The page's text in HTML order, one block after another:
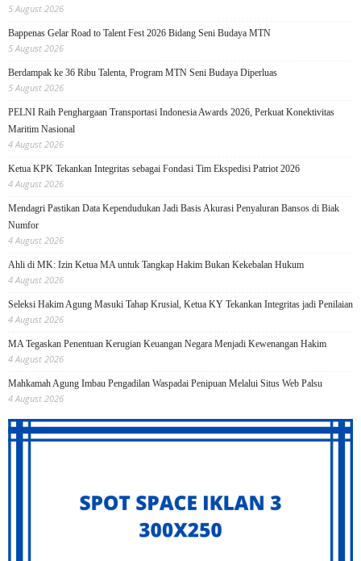
5 August 2026
Bappenas Gelar Road to Talent Fest 2026 Bidang Seni Budaya MTN
5 August 2026
Berdampak ke 36 Ribu Talenta, Program MTN Seni Budaya Diperluas
5 August 2026
PELNI Raih Penghargaan Transportasi Indonesia Awards 2026, Perkuat Konektivitas
Maritim Nasional
4 August 2026
Ketua KPK Tekankan Integritas sebagai Fondasi Tim Ekspedisi Patriot 2026
4 August 2026
Mendagri Pastikan Data Kependudukan Jadi Basis Akurasi Penyaluran Bansos di Biak
Numfor
4 August 2026
Ahli di MK: Izin Ketua MA untuk Tangkap Hakim Bukan Kekebalan Hukum
4 August 2026
Seleksi Hakim Agung Masuki Tahap Krusial, Ketua KY Tekankan Integritas jadi Penilaian
4 August 2026
MA Tegaskan Penentuan Kerugian Keuangan Negara Menjadi Kewenangan Hakim
4 August 2026
Mahkamah Agung Imbau Pengadilan Waspadai Penipuan Melalui Situs Web Palsu
4 August 2026